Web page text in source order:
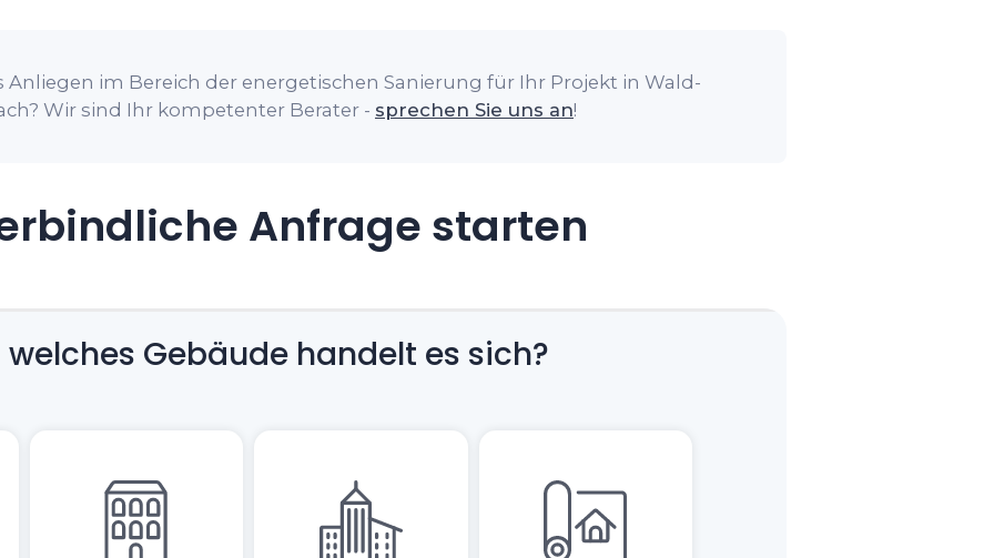
Anliegen im Bereich der energetischen Sanierung für Ihr Projekt in Wald-
Wir sind Ihr kompetenter Berater - sprechen Sie uns an!
Anfrage starten